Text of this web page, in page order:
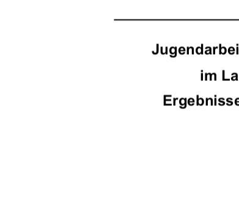

  
	